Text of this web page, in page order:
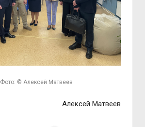
Фото: © Алексей Матвеев
Алексей Матвеев